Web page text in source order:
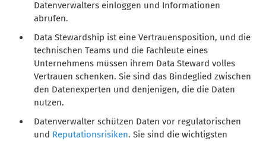
Datenverwalters einloggen und Informationen
abrufen.
Data Stewardship ist eine Vertrauensposition, und die
technischen Teams und die Fachleute eines
Unternehmens müssen ihrem Data Steward volles
Vertrauen schenken. Sie sind das Bindeglied zwischen
den Datenexperten und denjenigen, die die Daten
nutzen.
Datenverwalter schützen Daten vor regulatorischen
und Reputationsrisiken. Sie sind die wichtigsten